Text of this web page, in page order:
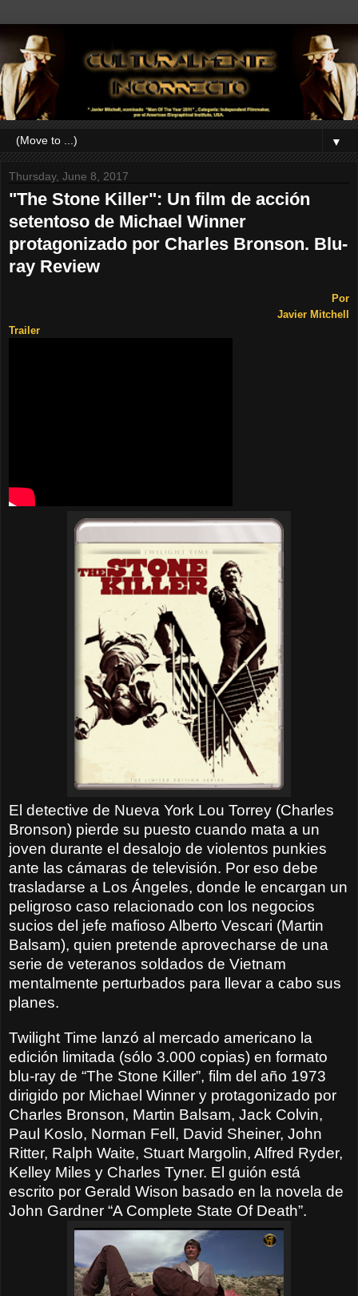
▼
Thursday, June 8, 2017
"The Stone Killer": Un film de acción
setentoso de Michael Winner
protagonizado por Charles Bronson. Blu-
ray Review
Por
Javier Mitchell
Trailer
El detective de Nueva York Lou Torrey (Charles
Bronson) pierde su puesto cuando mata a un
joven durante el desalojo de violentos punkies
ante las cámaras de televisión. Por eso debe
trasladarse a Los Ángeles, donde le encargan un
peligroso caso relacionado con los negocios
sucios del jefe mafioso Alberto Vescari (Martin
Balsam), quien pretende aprovecharse de una
serie de veteranos soldados de Vietnam
mentalmente perturbados para llevar a cabo sus
planes.
Twilight Time lanzó al mercado americano la
edición limitada (sólo 3.000 copias) en formato
blu-ray de “The Stone Killer”, film del año 1973
dirigido por Michael Winner y protagonizado por
Charles Bronson, Martin Balsam, Jack Colvin,
Paul Koslo, Norman Fell, David Sheiner, John
Ritter, Ralph Waite, Stuart Margolin, Alfred Ryder,
Kelley Miles y Charles Tyner. El guión está
escrito por Gerald Wison basado en la novela de
John Gardner “A Complete State Of Death”.